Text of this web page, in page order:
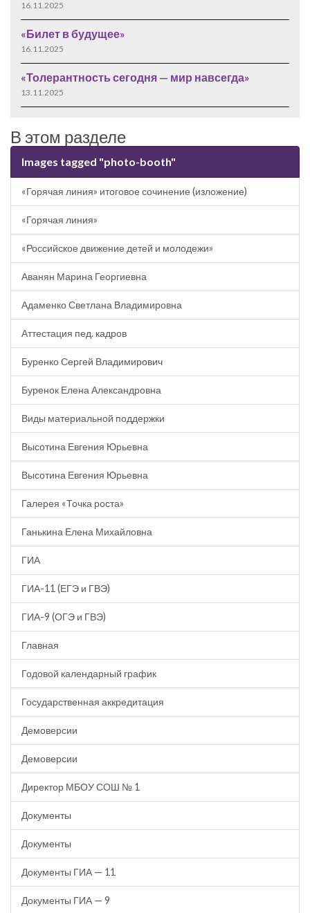
16.11.2025
«Билет в будущее»
16.11.2025
«Толерантность сегодня — мир навсегда»
13.11.2025
В этом разделе
Images tagged "photo-booth"
«Горячая линия» итоговое сочинение (изложение)
«Горячая линия»
«Российское движение детей и молодежи»
Аванян Марина Георгиевна
Адаменко Светлана Владимировна
Аттестация пед. кадров
Буренко Сергей Владимирович
Буренок Елена Александровна
Виды материальной поддержки
Высотина Евгения Юрьевна
Высотина Евгения Юрьевна
Галерея «Точка роста»
Ганькина Елена Михайловна
ГИА
ГИА-11 (ЕГЭ и ГВЭ)
ГИА-9 (ОГЭ и ГВЭ)
Главная
Годовой календарный график
Государственная аккредитация
Демоверсии
Демоверсии
Директор МБОУ СОШ № 1
Документы
Документы
Документы ГИА — 11
Документы ГИА — 9